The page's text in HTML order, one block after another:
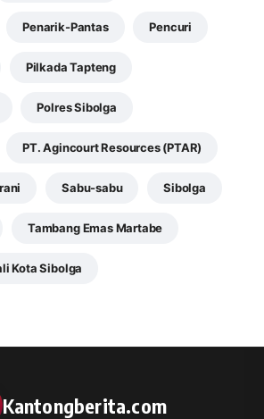
Penarik-Pantas Pencuri
Pilkada Tapteng
Polres Sibolga
PT. Agincourt Resources (PTAR)
Sabu-sabu Sibolga
Tambang Emas Martabe
Kota Sibolga
Kantongberita.com